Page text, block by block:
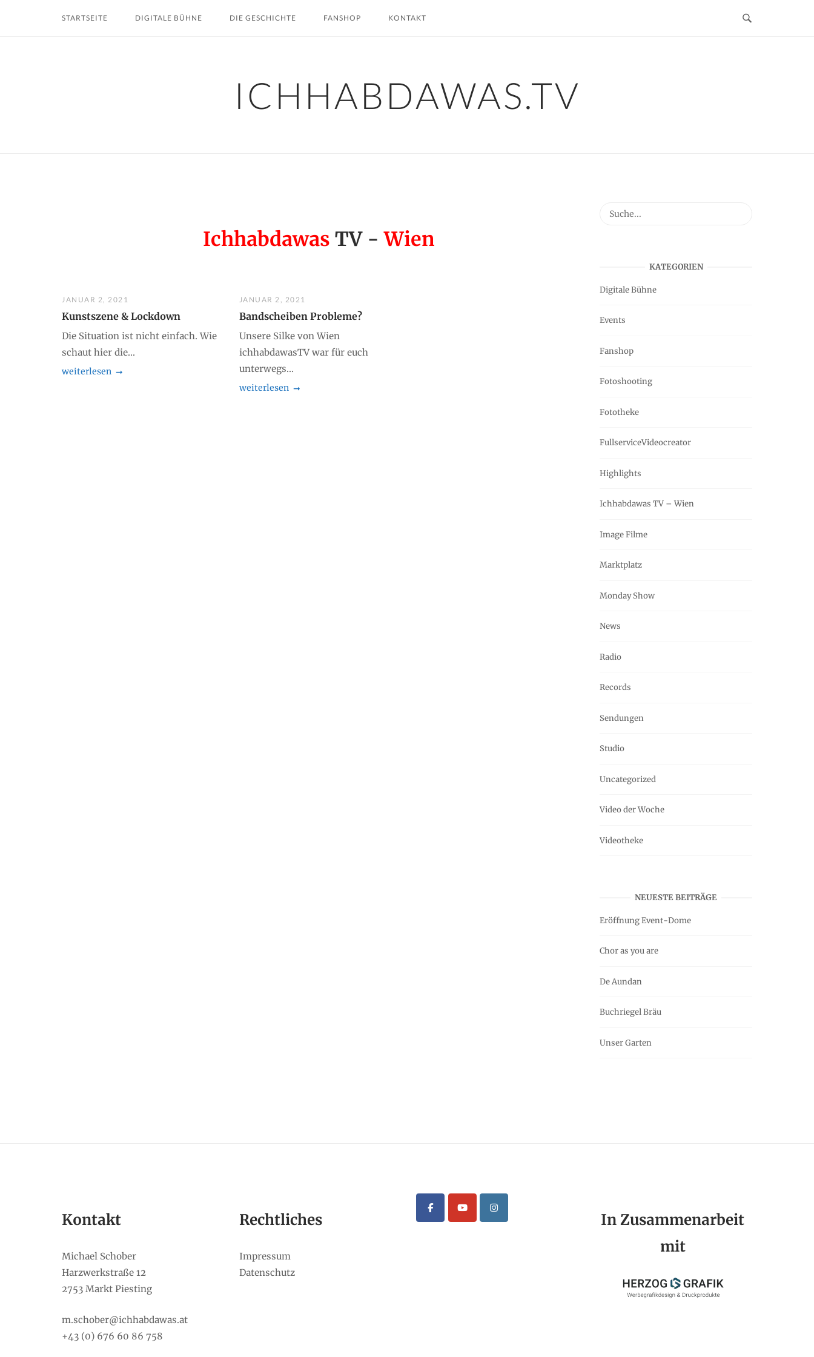
STARTSEITE DIGITALE BÜHNE DIE GESCHICHTE FANSHOP KONTAKT
ICHHABDAWAS.TV
Ichhabdawas TV -Wien
JANUAR 2, 2021
Kunstszene & Lockdown
Die Situation ist nicht einfach. Wie
schaut hier die...
weiterlesen
JANUAR 2, 2021
Bandscheiben Probleme?
Unsere Silke von Wien
ichhabdawasTV war für euch
unterwegs...
weiterlesen
KATEGORIEN
Digitale Bühne
Events
Fanshop
Fotoshooting
Fototheke
FullserviceVideocreator
Highlights
Ichhabdawas TV – Wien
Image Filme
Marktplatz
Monday Show
News
Radio
Records
Sendungen
Studio
Uncategorized
Video der Woche
Videotheke
NEUESTE BEITRÄGE
Eröffnung Event-Dome
Chor as you are
De Aundan
Buchriegel Bräu
Unser Garten
Kontakt
Michael Schober
Harzwerkstraße 12
2753 Markt Piesting
m.schober@ichhabdawas.at
+43 (0) 676 60 86 758
Rechtliches
Impressum
Datenschutz
In Zusammenarbeit
mit